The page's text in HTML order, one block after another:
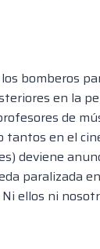
bomberos
en la
de
en el
deviene
paralizada
ellos ni